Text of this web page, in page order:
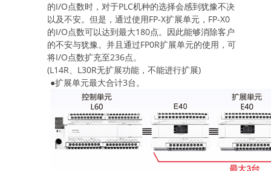
的I/O点数时，对于PLC机种的选择会感到犹豫不决
以及不安。但是，通过使用FP-X扩展单元，FP-X0
的I/O点数可以达到最大180点。因此能够消除客户
的不安与犹豫。并且通过FP0R扩展单元的使用，可
将I/O点数扩充至236点。
(L14R、L30R无扩展功能，不能进行扩展)
●扩展单元最大合计3台。